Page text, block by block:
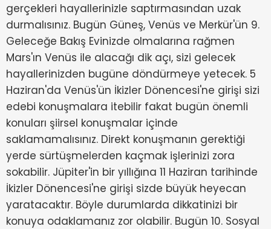
gerçekleri hayallerinizle saptırmasından uzak
durmalısınız. Bugün Güneş, Venüs ve Merkür'ün 9.
Geleceğe Bakış Evinizde olmalarına rağmen
Mars'ın Venüs ile alacağı dik açı, sizi gelecek
hayallerinizden bugüne döndürmeye yetecek. 5
Haziran'da Venüs'ün İkizler Dönencesi'ne girişi sizi
edebi konuşmalara itebilir fakat bugün önemli
konuları şiirsel konuşmalar içinde
saklamamalısınız. Direkt konuşmanın gerektiği
yerde sürtüşmelerden kaçmak işlerinizi zora
sokabilir. Jüpiter'in bir yıllığına 11 Haziran tarihinde
İkizler Dönencesi'ne girişi sizde büyük heyecan
yaratacaktır. Böyle durumlarda dikkatinizi bir
konuya odaklamanız zor olabilir. Bugün 10. Sosyal